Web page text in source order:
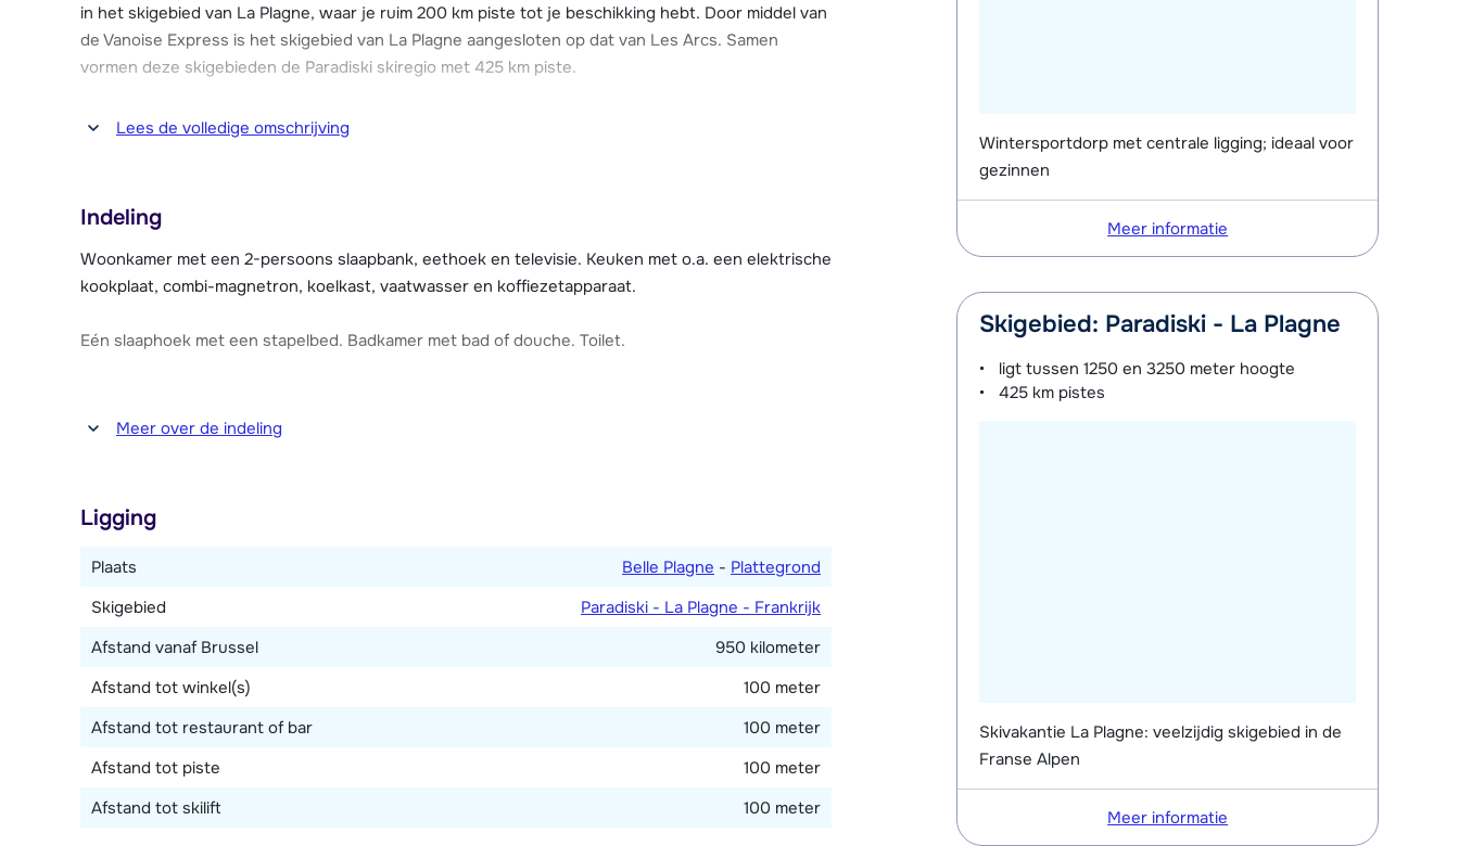
in het skigebied van La Plagne, waar je ruim 200 km piste tot je beschikking hebt. Door middel van
de Vanoise Express is het skigebied van La Plagne aangesloten op dat van Les Arcs. Samen
vormen deze skigebieden de Paradiski skiregio met 425 km piste.
Ook ten opzichte van voorzieningen als winkels, bars en restaurants is résidence Les Gémeaux
speed internet mogelijk tegen betaling) en een ski-locker in de gemeenschappelijke skiberging.
De résidence heeft een parkeergarage, waar je tegen betaling de auto kunt parkeren.
Parkeerplaatsen zijn niet vooraf te reserveren, dit kan alleen ter plaatse.
Lees de volledige omschrijving
Indeling
Woonkamer met een 2-persoons slaapbank, eethoek en televisie. Keuken met o.a. een elektrische
kookplaat, combi-magnetron, koelkast, vaatwasser en koffiezetapparaat.
Eén slaaphoek met een stapelbed. Badkamer met bad of douche. Toilet.
Meer over de indeling
Ligging
Plaats Belle Plagne - Plattegrond
Skigebied
Paradiski - La Plagne - Frankrijk
Afstand vanaf Brussel
950 kilometer
Afstand tot winkel(s)
100 meter
Afstand tot restaurant of bar
100 meter
Afstand tot piste
100 meter
Afstand tot skilift
100 meter
Wintersportdorp met centrale ligging; ideaal voor
gezinnen
Meer informatie
Skigebied: Paradiski - La Plagne
ligt tussen1250 en 3250 meter hoogte
425 km pistes
Skivakantie La Plagne: veelzijdig skigebied in de
Franse Alpen
Meer informatie